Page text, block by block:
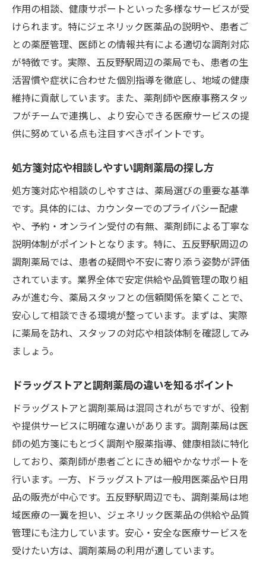
定供給
製薬企業連携による持続可能な調剤薬局体
制
業界連携が調剤薬局にもたらす安心と信頼
調剤薬局で体感できる安定供給の最新事情
新たな取り組みと調剤薬局の未来展望
患者に安心を届ける調剤薬局の役割
調剤薬局で受ける快適なサービスの魅力
五反野駅近くの調剤薬局で利便性を実感
待ち時間を短縮する調剤薬局の取り組み
電子処方箋対応など最新サービスを活用
調剤薬局スタッフの丁寧な対応に注目
地域に根ざした調剤薬局のサービス事例
最新動向から見るジェネリック医薬品の未来
調剤薬局業界の新しい連携と最新動向
ジェネリック医薬品の今後の供給体制を解
持続可能なジェネリック医薬品供給の実現
へ
調剤薬局が進化する理由と背景を探る
これからの調剤業務と患者サポートの変化
調剤薬局で叶う医療費節約と信頼の両立
調剤薬局を活用した医療費節約のポイント
ジェネリック医薬品で得る経済的メリット
調剤薬局選びで重視したい信頼性とは
医療費削減と安心の両立を調剤薬局で実現
作用の相談、健康サポートといった多様なサービスが受
けられます。特にジェネリック医薬品の説明や、患者ご
との薬歴管理、医師との情報共有による適切な調剤対応
が特徴です。実際、五反野駅周辺の薬局でも、患者の生
活習慣や症状に合わせた個別指導を徹底し、地域の健康
維持に貢献しています。また、薬剤師や医療事務スタッ
フがチームで連携し、より安心できる医療サービスの提
供に努めている点も注目すべきポイントです。
処方箋対応や相談しやすい調剤薬局の探し方
処方箋対応や相談のしやすさは、薬局選びの重要な基準
です。具体的には、カウンターでのプライバシー配慮
や、予約・オンライン受付の有無、薬剤師による丁寧な
説明体制がポイントとなります。特に、五反野駅周辺の
調剤薬局では、患者の疑問や不安に寄り添う姿勢が評価
されています。業界全体で安定供給や品質管理の取り組
みが進む今、薬局スタッフとの信頼関係を築くことで、
安心して相談できる環境が整っています。まずは、実際
に薬局を訪れ、スタッフの対応や相談体制を確認してみ
ましょう。
ドラッグストアと調剤薬局の違いを知るポイント
ドラッグストアと調剤薬局は混同されがちですが、役割
や提供サービスに明確な違いがあります。調剤薬局は医
師の処方箋にもとづく調剤や服薬指導、健康相談に特化
しており、薬剤師が患者ごとにきめ細やかなサポートを
行います。一方、ドラッグストアは一般用医薬品や日用
品の販売が中心です。五反野駅周辺でも、調剤薬局は地
域医療の一翼を担い、ジェネリック医薬品の供給や品質
管理にも注力しています。安心・安全な医療サービスを
受けたい方は、調剤薬局の利用が適しています。